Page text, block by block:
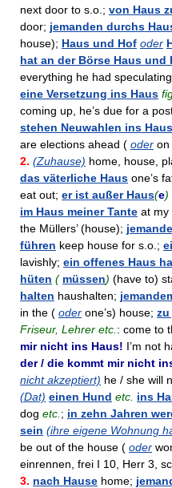
next door to s.o.; von Haus
door; jemanden durchs
house); Haus und Hof oder
hat an der Börse Haus und
everything he had
eine Versetzung ins Haus
coming up, he’s due for a
stehen Neuwahlen ins Haus
are elections ahead ( oder on
2. (Zuhause) home, house,
das väterliche Haus one’s
eat out; er ist außer Haus(e)
im Haus meiner Tante at my
the Müllers’ (house);
führen keep house for s.o.;
lavishly; ein offenes Haus
hüten ( müssen) (have to)
halten haushalten;
in the ( oder one’s) house; zu
Friseur, Lehrer etc. : come to
mir nicht ins Haus! I’m not
der / die kommt mir nicht
nicht akzeptiert) he / she will
(Dat) einen Hund etc. ins
dog etc. ; in zehn Jahren
sein (ihre eigene Wohnung
be out of the house ( oder
einrennen, frei I 10, Herr 3,
3. nach Hause home;